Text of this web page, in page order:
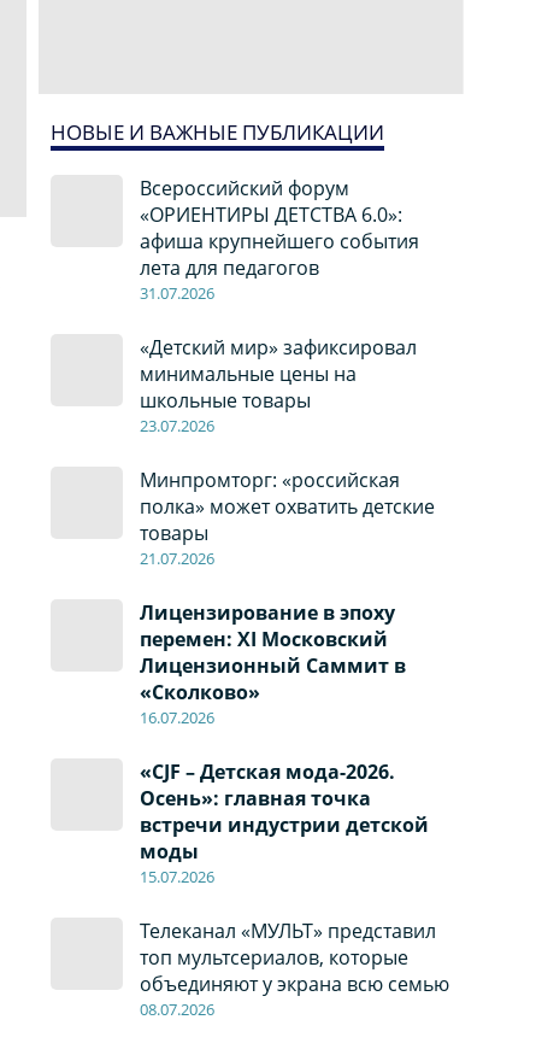
НОВЫЕ И ВАЖНЫЕ ПУБЛИКАЦИИ
Всероссийский форум
«ОРИЕНТИРЫ ДЕТСТВА 6.0»:
афиша крупнейшего события
лета для педагогов
31.07.2026
«Детский мир» зафиксировал
минимальные цены на
школьные товары
23.07.2026
Минпромторг: «российская
полка» может охватить детские
товары
21.07.2026
Лицензирование в эпоху
перемен: XI Московский
Лицензионный Саммит в
«Сколково»
16.07.2026
«CJF – Детская мода-2026.
Осень»: главная точка
встречи индустрии детской
моды
15.07.2026
Телеканал «МУЛЬТ» представил
топ мультсериалов, которые
объединяют у экрана всю семью
08.07.2026